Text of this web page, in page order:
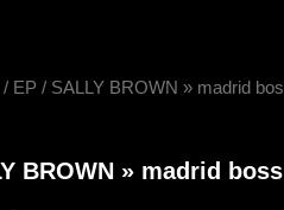
/ EP / SALLY BROWN » madrid
BROWN » madrid